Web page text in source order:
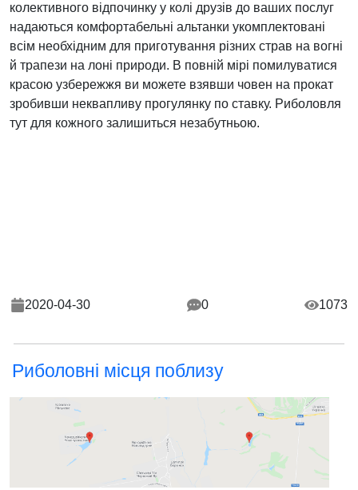
колективного відпочинку у колі друзів до ваших послуг
надаються комфортабельні альтанки укомплектовані
всім необхідним для приготування різних страв на вогні
й трапези на лоні природи. В повній мірі помилуватися
красою узбережжя ви можете взявши човен на прокат
зробивши неквапливу прогулянку по ставку. Риболовля
тут для кожного залишиться незабутньою.
2020-04-30 0 1073
Риболовні місця поблизу